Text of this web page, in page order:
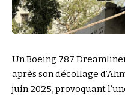
Un Boeing 787
après son décollage
juin 2025, provoquant